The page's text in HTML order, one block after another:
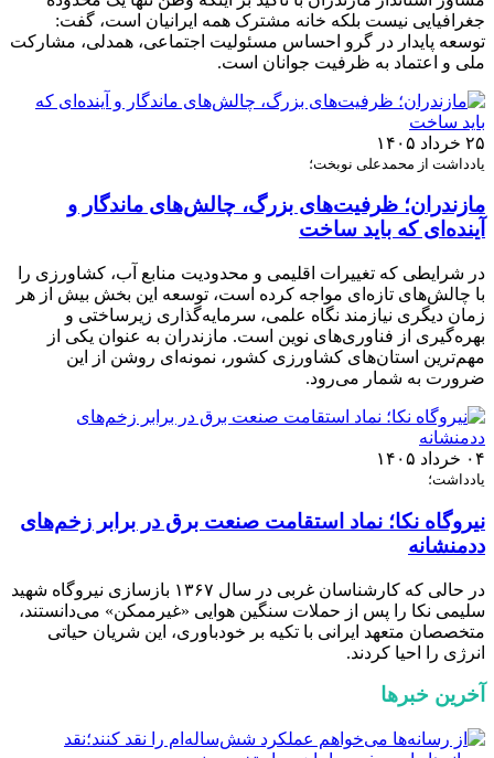
جغرافیایی نیست بلکه خانه مشترک همه ایرانیان است، گفت:
توسعه پایدار در گرو احساس مسئولیت اجتماعی، همدلی، مشارکت
ملی و اعتماد به ظرفیت جوانان است.
۲۵ خرداد ۱۴۰۵
یادداشت از محمدعلی نوبخت؛
مازندران؛ ظرفیت‌های بزرگ، چالش‌های ماندگار و
آینده‌ای که باید ساخت
در شرایطی که تغییرات اقلیمی و محدودیت منابع آب، کشاورزی را
با چالش‌های تازه‌ای مواجه کرده است، توسعه این بخش بیش از هر
زمان دیگری نیازمند نگاه علمی، سرمایه‌گذاری زیرساختی و
بهره‌گیری از فناوری‌های نوین است. مازندران به عنوان یکی از
مهم‌ترین استان‌های کشاورزی کشور، نمونه‌ای روشن از این
ضرورت به شمار می‌رود.
۰۴ خرداد ۱۴۰۵
یادداشت؛
نیروگاه نکا؛ نماد استقامت صنعت برق در برابر زخم‌های
ددمنشانه
در حالی که کارشناسان غربی در سال ۱۳۶۷ بازسازی نیروگاه شهید
سلیمی نکا را پس از حملات سنگین هوایی «غیرممکن» می‌دانستند،
متخصصان متعهد ایرانی با تکیه بر خودباوری، این شریان حیاتی
انرژی را احیا کردند.
آخرین خبرها